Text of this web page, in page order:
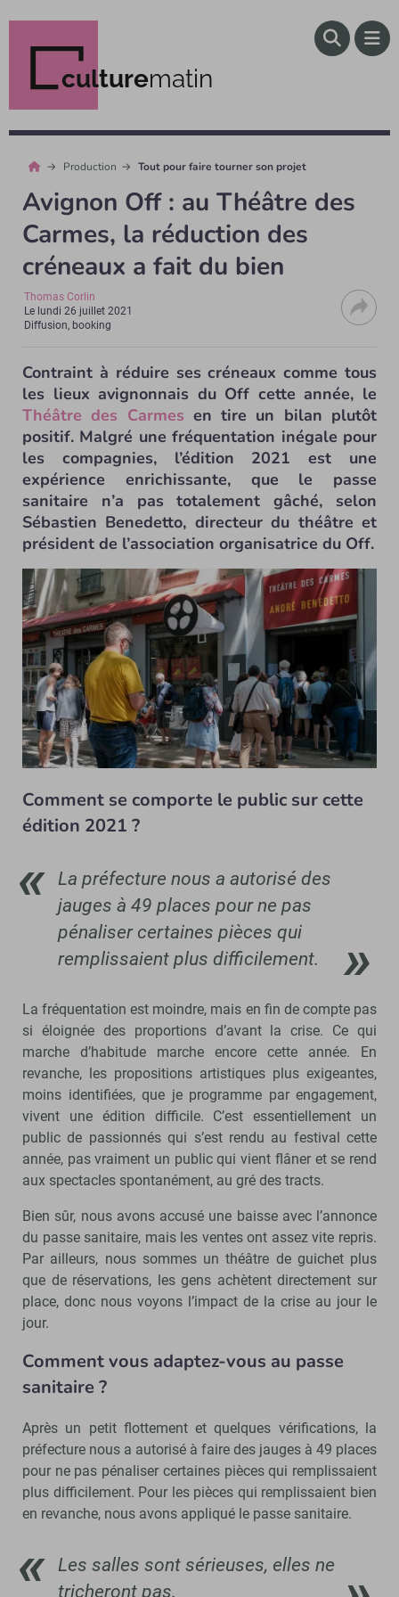
culturematin
Production Tout pour faire tourner son projet
Avignon Off : au Théâtre des
Carmes, la réduction des
créneaux a fait du bien
Thomas Corlin
Le lundi 26 juillet 2021
Diffusion, booking
Contraint à réduire ses créneaux comme tous
les lieux avignonnais du Off cette année, le
Théâtre des Carmes en tire un bilan plutôt
positif. Malgré une fréquentation inégale pour
les compagnies, l’édition 2021 est une
expérience enrichissante, que le passe
sanitaire n’a pas totalement gâché, selon
Sébastien Benedetto, directeur du théâtre et
président de l’association organisatrice du Off.
Comment se comporte le public sur cette
édition 2021 ?
La préfecture nous a autorisé des
jauges à 49 places pour ne pas
pénaliser certaines pièces qui
remplissaient plus difficilement.
La fréquentation est moindre, mais en fin de compte pas
si éloignée des proportions d’avant la crise. Ce qui
marche d’habitude marche encore cette année. En
revanche, les propositions artistiques plus exigeantes,
moins identifiées, que je programme par engagement,
vivent une édition difficile. C’est essentiellement un
public de passionnés qui s’est rendu au festival cette
année, pas vraiment un public qui vient flâner et se rend
aux spectacles spontanément, au gré des tracts.
Bien sûr, nous avons accusé une baisse avec l’annonce
du passe sanitaire, mais les ventes ont assez vite repris.
Par ailleurs, nous sommes un théâtre de guichet plus
que de réservations, les gens achètent directement sur
place, donc nous voyons l’impact de la crise au jour le
jour.
Comment vous adaptez-vous au passe
sanitaire ?
Après un petit flottement et quelques vérifications, la
préfecture nous a autorisé à faire des jauges à 49 places
pour ne pas pénaliser certaines pièces qui remplissaient
plus difficilement. Pour les pièces qui remplissaient bien
en revanche, nous avons appliqué le passe sanitaire.
Les salles sont sérieuses, elles ne
tricheront pas.